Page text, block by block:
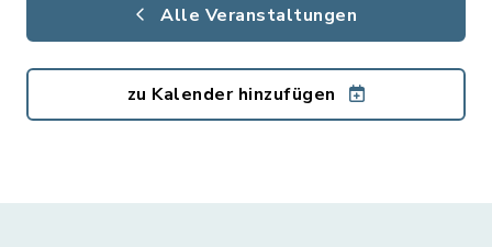
Alle Veranstaltungen
zu Kalender hinzufügen